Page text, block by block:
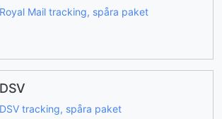
Royal Mail tracking, spåra paket
DSV
DSV tracking, spåra paket